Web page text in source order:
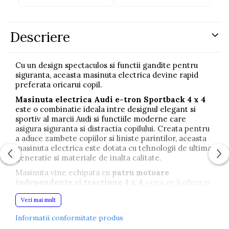
Descriere
Cu un design spectaculos si functii gandite pentru
siguranta, aceasta masinuta electrica devine rapid
preferata oricarui copil.
Masinuta electrica Audi e-tron Sportback 4 x 4
este o combinatie ideala intre designul elegant si
sportiv al marcii Audi si functiile moderne care
asigura siguranta si distractia copilului. Creata pentru
a aduce zambete copiilor si liniste parintilor, aceasta
masinuta electrica este dotata cu tehnologii de ultima
generatie si materiale de inalta calitate.
Masinuta vine echipata cu patru motoare
independente si tractiune 4 x 4
, ceea ce ii ofera o
stabilitate superioara
pe diferite tipuri de teren.
scaunul realizat din piele ecologica
Vezi mai mult
Informatii conformitate produs